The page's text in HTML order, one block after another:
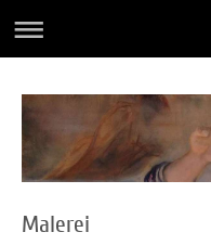
Malerei